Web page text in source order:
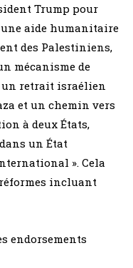
Trump pour
aide humanitaire
des Palestiniens,
mécanisme de
un retrait israélien
et un chemin vers
à deux États,
un État
». Cela
incluant
endorsements